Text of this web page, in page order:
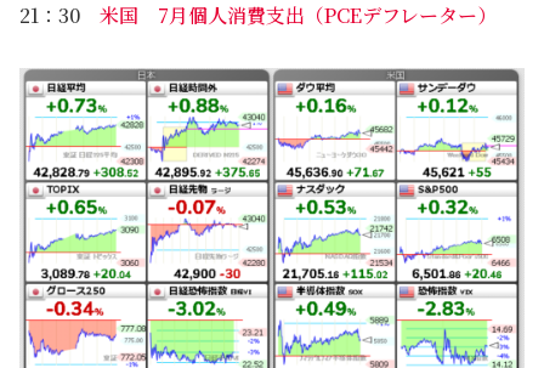
21：30 米国 7月個人消費支出（PCEデフレーター）